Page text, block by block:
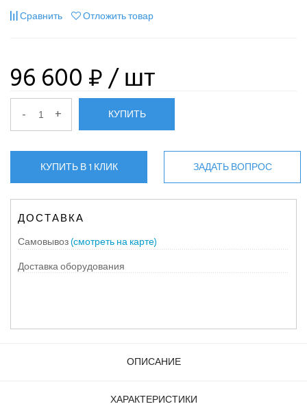
Сравнить Отложить товар
96 600 ₽/ шт
- + КУПИТЬ
КУПИТЬ В 1 КЛИК ЗАДАТЬ ВОПРОС
ДОСТАВКА
Самовывоз(смотреть на карте)
Доставка оборудования
ОПИСАНИЕ
ХАРАКТЕРИСТИКИ